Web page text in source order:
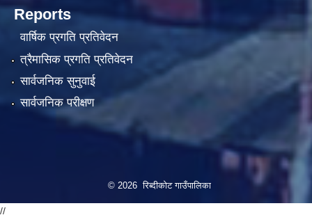
Reports
वार्षिक प्रगति प्रतिवेदन
त्रैमासिक प्रगति प्रतिवेदन
सार्वजनिक सुनुवाई
सार्वजनिक परीक्षण
© 2026 रिब्दीकोट गाउँपालिका
//